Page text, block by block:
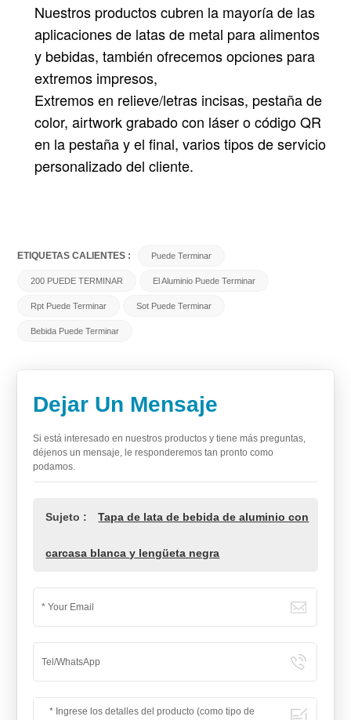
Nuestros productos cubren la mayoría de las
aplicaciones de latas de metal para alimentos
y bebidas, también ofrecemos opciones para
extremos impresos,
Extremos en relieve/letras incisas, pestaña de
color, airtwork grabado con láser o código QR
en la pestaña y el final, varios tipos de servicio
personalizado del cliente.
ETIQUETAS CALIENTES : Puede Terminar
200 PUEDE TERMINAR El Aluminio Puede Terminar
Rpt Puede Terminar Sot Puede Terminar
Bebida Puede Terminar
Dejar Un Mensaje
Si está interesado en nuestros productos y tiene más preguntas,
déjenos un mensaje, le responderemos tan pronto como
podamos.
Sujeto : Tapa de lata de bebida de aluminio con
carcasa blanca y lengüeta negra